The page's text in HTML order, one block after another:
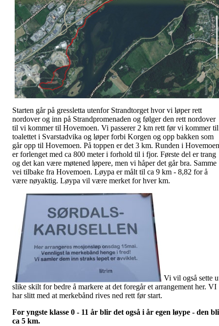
Starten går på gressletta utenfor Strandtorget hvor vi løper rett
nordover og inn på Strandpromenaden og følger den rett nordover
til vi kommer til Hovemoen. Vi passerer 2 km rett før vi kommer til
toalettet i Svarstadvika og løper forbi Korgen og opp bakken som
går opp til Hovemoen. På toppen er det 3 km. Runden i Hovemoen
er forlenget med ca 800 meter i forhold til i fjor. Første del er trang
og det kan være møtened løpere, men vi håper det går bra. Samme
vei tilbake fra Hovemoen. Løypa er målt til ca 9 km - 8,82 for å
være nøyaktig. Løypa vil være merket for hver km.
Vi vil også sette
slike skilt for bedre å markere at det foregår et arrangement her. VI
har slitt med at merkebånd rives ned rett før start.
For yngste klasse 0 - 11 år blir det også i år egen løype - den
ca 5 km.